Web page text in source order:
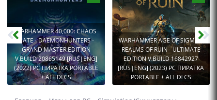
WARHAMMER 40,000: CHAOS
GATE - DAEMONHUNTERS -
GRAND MASTER EDITION
V.BUILD 20865149 [RUS|ENG]
(2022) PC ПИРАТКА PORTABLE
+ ALL DLCS
WARHAMMER AGE OF SIGMAR:
REALMS OF RUIN - ULTIMATE
EDITION V.BUILD 16842927
[RUS|ENG] (2023) PC ПИРАТКА
PORTABLE + ALL DLCS